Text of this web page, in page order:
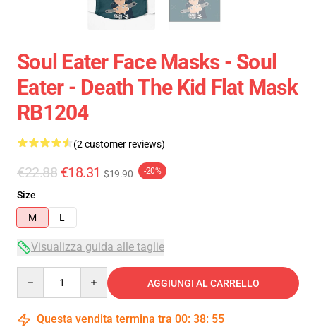
Soul Eater Face Masks - Soul
Eater - Death The Kid Flat Mask
RB1204
(2 customer reviews)
€22.88 €18.31 $19.90 -20%
Size
M
L
Visualizza guida alle taglie
AGGIUNGI AL CARRELLO
Questa vendita termina tra 00: 38: 54